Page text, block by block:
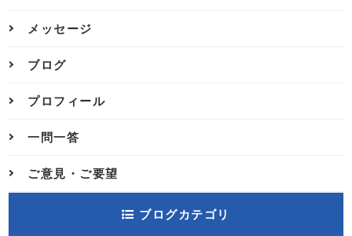
メッセージ
ブログ
プロフィール
一問一答
ご意見・ご要望
ブログカテゴリ